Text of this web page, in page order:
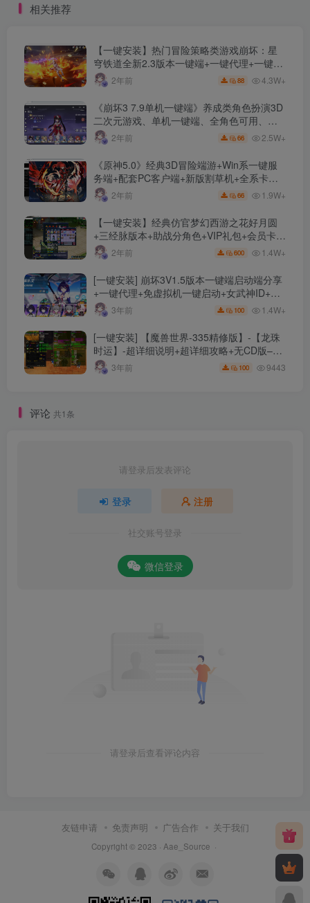
相关推荐
【一键安装】热门冒险策略类游戏崩坏：星
穹铁道全新2.3版本一键端+一键代理+一键启
动+免虚拟机
2年前 88 4.3W+
《崩坏3 7.9单机一键端》养成类角色扮演3D
二次元游戏、单机一键端、全角色可用、无
限资源、附带保姆级安装教程
2年前 66 2.5W+
《原神5.0》经典3D冒险端游+Win系一键服
务端+配套PC客户端+新版割草机+全系卡池
文件2年前 66 1.9W+
【一键安装】经典仿官梦幻西游之花好月圆
+三经脉版本+助战分角色+VIP礼包+会员卡
+剧情活动+视频搭建及其他修改资料
2年前 600 1.4W+
[一键安装] 崩坏3V1.5版本一键端启动端分享
+一键代理+免虚拟机一键启动+女武神ID+详
细指令+极简一键修改
3年前 100 1.4W+
[一键安装] 【魔兽世界-335精修版】-【龙珠
时运】-超详细说明+超详细攻略+无CD版–精
修版本-站长推荐+站长亲测
3年前 100 9443
评论 共1条
请登录后发表评论
登录 注册
社交账号登录
微信登录
请登录后查看评论内容
友链申请 免责声明 广告合作 关于我们
Copyright © 2023 · Aae_Source ·